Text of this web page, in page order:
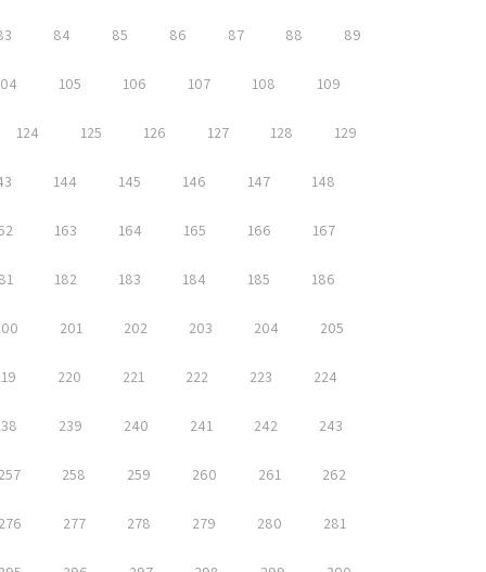
84 85 86 87 88 89
105 106 107 108 109
124 125 126 127 128 129
144 145 146 147 148
163 164 165 166 167
182 183 184 185 186
201 202 203 204 205
220 221 222 223 224
239 240 241 242 243
258 259 260 261 262
277 278 279 280 281